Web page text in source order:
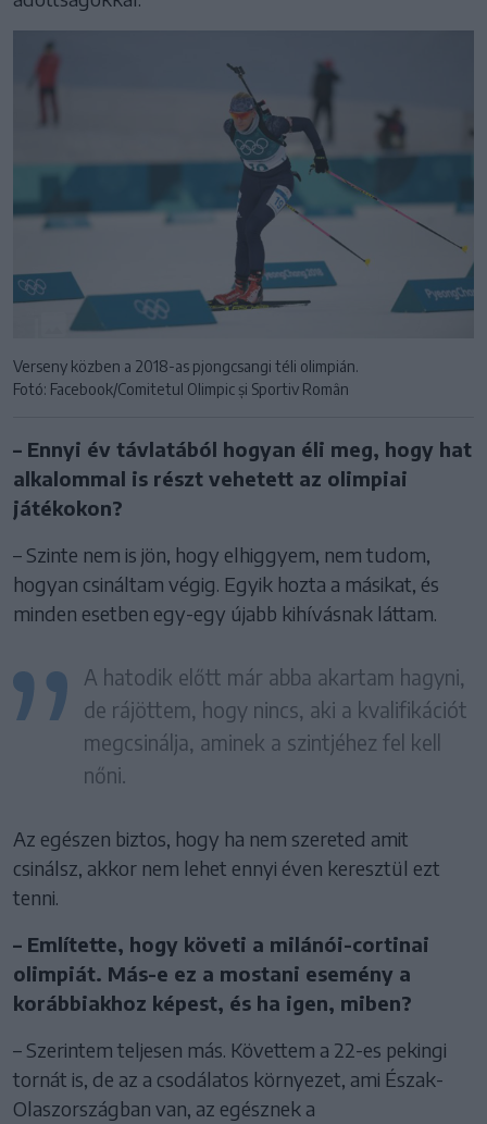
Verseny közben a 2018-as pjongcsangi téli olimpián.
Fotó: Facebook/Comitetul Olimpic și Sportiv Român
– Ennyi év távlatából hogyan éli meg, hogy hat
alkalommal is részt vehetett az olimpiai
játékokon?
– Szinte nem is jön, hogy elhiggyem, nem tudom,
hogyan csináltam végig. Egyik hozta a másikat, és
minden esetben egy-egy újabb kihívásnak láttam.
A hatodik előtt már abba akartam hagyni,
de rájöttem, hogy nincs, aki a kvalifikációt
megcsinálja, aminek a szintjéhez fel kell
nőni.
Az egészen biztos, hogy ha nem szereted amit
csinálsz, akkor nem lehet ennyi éven keresztül ezt
tenni.
– Említette, hogy követi a milánói-cortinai
olimpiát. Más-e ez a mostani esemény a
korábbiakhoz képest, és ha igen, miben?
– Szerintem teljesen más. Követtem a 22-es pekingi
tornát is, de az a csodálatos környezet, ami Észak-
Olaszországban van, az egésznek a